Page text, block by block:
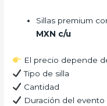
Sillas premium
MXN c/u
El precio depende
Tipo de silla
Cantidad
Duración del evento